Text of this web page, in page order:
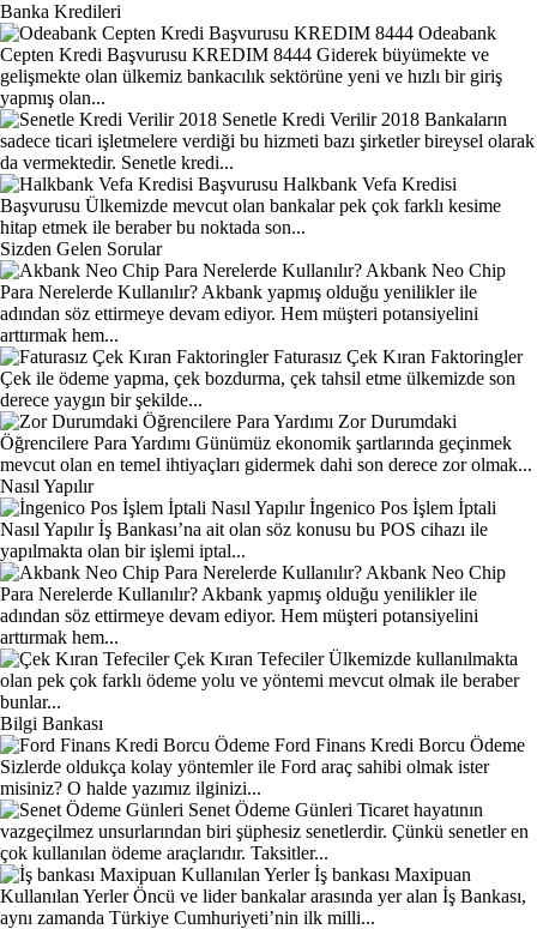
Banka Kredileri
Odeabank
Cepten Kredi Başvurusu KREDIM 8444 Giderek büyümekte ve
gelişmekte olan ülkemiz bankacılık sektörüne yeni ve hızlı bir giriş
yapmış olan...
Senetle Kredi Verilir 2018 Bankaların
sadece ticari işletmelere verdiği bu hizmeti bazı şirketler bireysel olarak
da vermektedir. Senetle kredi...
Halkbank Vefa Kredisi
Başvurusu Ülkemizde mevcut olan bankalar pek çok farklı kesime
hitap etmek ile beraber bu noktada son...
Sizden Gelen Sorular
Akbank Neo Chip
Para Nerelerde Kullanılır? Akbank yapmış olduğu yenilikler ile
adından söz ettirmeye devam ediyor. Hem müşteri potansiyelini
arttırmak hem...
Faturasız Çek Kıran Faktoringler
Çek ile ödeme yapma, çek bozdurma, çek tahsil etme ülkemizde son
derece yaygın bir şekilde...
Zor Durumdaki
Öğrencilere Para Yardımı Günümüz ekonomik şartlarında geçinmek
mevcut olan en temel ihtiyaçları gidermek dahi son derece zor olmak...
Nasıl Yapılır
İngenico Pos İşlem İptali
Nasıl Yapılır İş Bankası’na ait olan söz konusu bu POS cihazı ile
yapılmakta olan bir işlemi iptal...
Akbank Neo Chip
Para Nerelerde Kullanılır? Akbank yapmış olduğu yenilikler ile
adından söz ettirmeye devam ediyor. Hem müşteri potansiyelini
arttırmak hem...
Çek Kıran Tefeciler Ülkemizde kullanılmakta
olan pek çok farklı ödeme yolu ve yöntemi mevcut olmak ile beraber
bunlar...
Bilgi Bankası
Ford Finans Kredi Borcu Ödeme
Sizlerde oldukça kolay yöntemler ile Ford araç sahibi olmak ister
misiniz? O halde yazımız ilginizi...
Senet Ödeme Günleri Ticaret hayatının
vazgeçilmez unsurlarından biri şüphesiz senetlerdir. Çünkü senetler en
çok kullanılan ödeme araçlarıdır. Taksitler...
İş bankası Maxipuan
Kullanılan Yerler Öncü ve lider bankalar arasında yer alan İş Bankası,
aynı zamanda Türkiye Cumhuriyeti’nin ilk milli...